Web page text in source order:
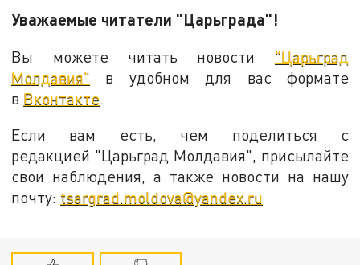
Уважаемые читатели "Царьграда"!
Вы можете читать новости "Царьград
Молдавия" в удобном для вас формате
в Вконтакте
Если вам есть, чем поделиться с
редакцией "Царьград Молдавия", присылайте
свои наблюдения, а также новости на нашу
почту: tsargrad.moldova@yandex.ru